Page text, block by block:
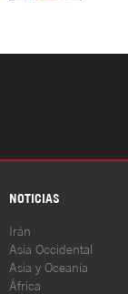
NOTICIAS
Irán
Asia Occidental
Asia y Oceanía
África